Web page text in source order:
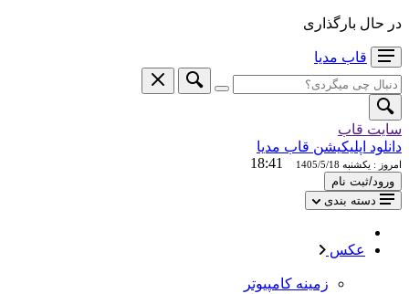
در حال بارگذاری
قاب مدیا
سایت قاب
دانلود اپلیکیشن قاب مدیا
امروز : يكشنبه 1405/5/18 18:41
ورود/ثبت نام
دسته بندی
عکس
زمینه کامپیوتر